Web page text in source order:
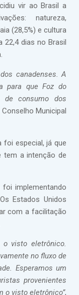
vir ao Brasil a
natureza,
(28,5%) e cultura
22,4 dias no Brasil
canadenses. A
para que Foz do
consumo dos
Municipal
foi especial, já que
tem a intenção de
implementando
Estados Unidos
com a facilitação
visto eletrônico.
no fluxo de
Esperamos um
provenientes
o visto eletrônico”,